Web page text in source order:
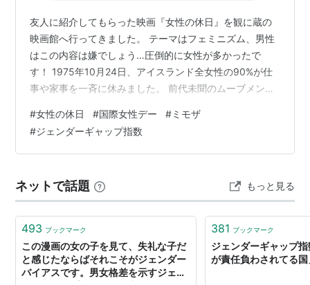
友人に紹介してもらった映画『女性の休日』を観に蔵の
映画館へ行ってきました。 テーマはフェミニズム、男性
はこの内容は嫌でしょう…圧倒的に女性が多かったで
す！ 1975年10月24日、アイスランド全女性の90%が仕
事や家事を一斉に休みました。 前代未聞のムーブメント
good♪ 国は機能不全となり、女性がいないと社会がまわ
らないことを証明しました。 世界に衝撃を与えた、運命
の1日を振り返るドキュメンタリー映画、 50年前の事を
れました！ 今や、アイスランドは最もジェンダー平等が
進んだ国となり、 映画公開…
#女性の休日 #国際女性デー #ミモザ
#ジェンダーギャップ指数
ネットで話題 もっと見る
493 ブックマーク
この漫画の女の子を見て、失礼な子だ
と感じたならばそれこそがジェンダー
バイアスです。男女格差を示すジェン
381 ブックマーク
ジェンダーギャップ
が責任負わされてる